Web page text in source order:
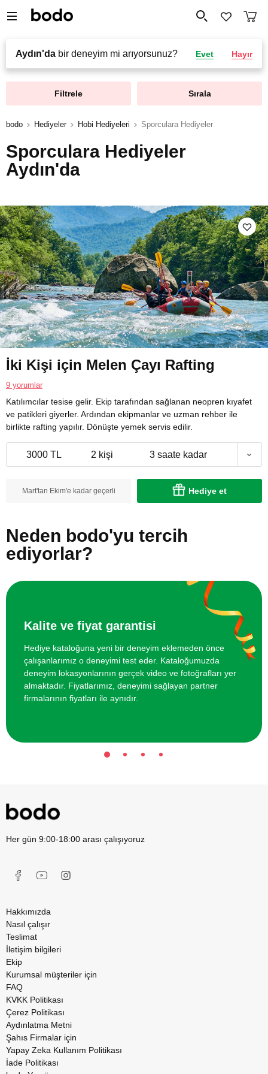
Aydın'da bir deneyim mi arıyorsunuz? Evet Hayır
Filtrele Sırala
bodo Hediyeler Hobi Hediyeleri Sporculara Hediyeler
Sporculara Hediyeler
Aydın'da
İki Kişi için Melen Çayı Rafting
9 yorumlar
Katılımcılar tesise gelir. Ekip tarafından sağlanan neopren kıyafet
ve patikleri giyerler. Ardından ekipmanlar ve uzman rehber ile
birlikte rafting yapılır. Dönüşte yemek servis edilir.
3000 TL 2 kişi 3 saate kadar
Mart'tan Ekim'e kadar geçerli Hediye et
Neden bodo'yu tercih
ediyorlar?
Kalite ve fiyat garantisi
Hediye kataloğuna yeni bir deneyim eklemeden önce
çalışanlarımız o deneyimi test eder. Kataloğumuzda
deneyim lokasyonlarının gerçek video ve fotoğrafları yer
almaktadır. Fiyatlarımız, deneyimi sağlayan partner
firmalarının fiyatları ile aynıdır.
Her gün 9:00-18:00 arası çalışıyoruz
Hakkımızda
Nasıl çalışır
Teslimat
İletişim bilgileri
Ekip
Kurumsal müşteriler için
FAQ
KVKK Politikası
Çerez Politikası
Aydınlatma Metni
Şahıs Firmalar için
Yapay Zeka Kullanım Politikası
İade Politikası